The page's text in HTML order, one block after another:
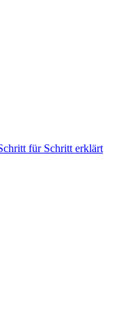
für Schritt erklärt